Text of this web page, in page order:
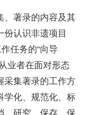
、著录的内容及其
认识非遗项目
任务的“向导
业者在面对形态
采集著录的工作方
学化、规范化、标